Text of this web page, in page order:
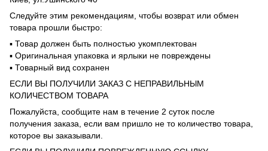
Следуйте этим рекомендациям, чтобы возврат или обмен
товара прошли быстро:
▪️ Товар должен быть полностью укомплектован
▪️ Оригинальная упаковка и ярлыки не повреждены
▪️ Товарный вид сохранен
ЕСЛИ ВЫ ПОЛУЧИЛИ ЗАКАЗ С НЕПРАВИЛЬНЫМ
КОЛИЧЕСТВОМ ТОВАРА
Пожалуйста, сообщите нам в течение 2 суток после
получения заказа, если вам пришло не то количество товара,
которое вы заказывали.